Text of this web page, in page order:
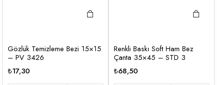
Gözlük Temizleme Bezi 15×15
– PV 3426
₺17,30
Renkli Baskı Soft Ham Bez
Çanta 35×45 – STD 3
₺68,50